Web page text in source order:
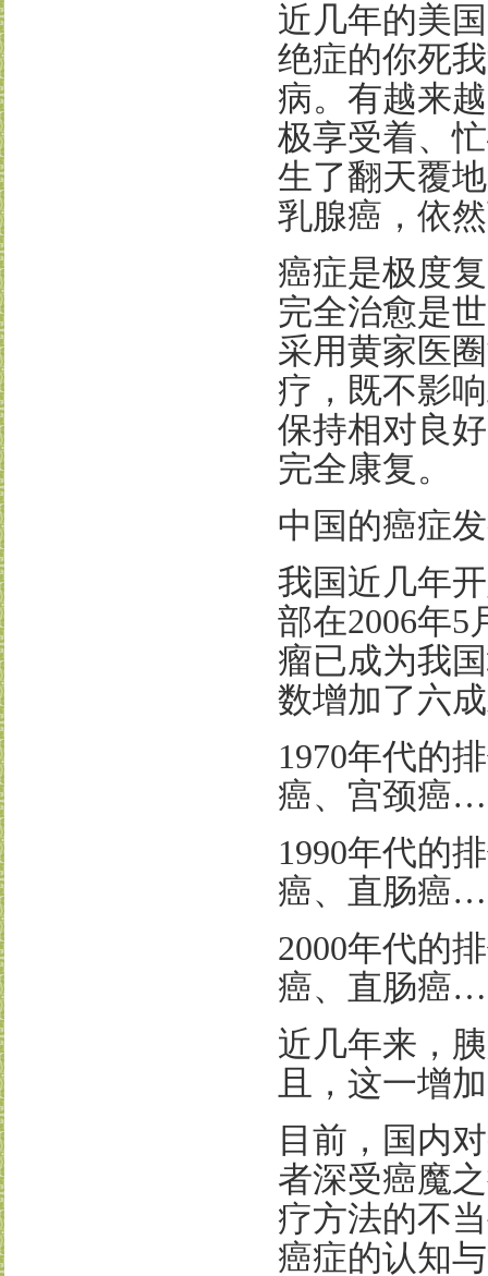
近几年的美
绝症的你死
病。有越来
极享受着、
生了翻天覆
乳腺癌，依
癌症是极度
完全治愈是
采用黄家医
疗，既不影
保持相对良
完全康复。
中国的癌症
我国近几年
部在2006年5
瘤已成为我
数增加了六
1970年代的
癌、宫颈癌
1990年代的
癌、直肠癌
2000年代的
癌、直肠癌
近几年来，
且，这一增
目前，国内
者深受癌魔
疗方法的不
癌症的认知